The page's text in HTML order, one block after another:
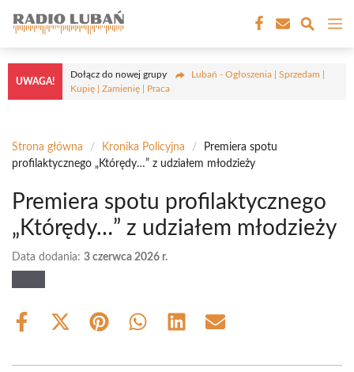
treści
UWAGA!
Dołącz do nowej grupy
Lubań - Ogłoszenia | Sprzedam |
Kupię | Zamienię | Praca
Strona główna / Kronika Policyjna /
Premiera spotu
profilaktycznego „Którędy…” z udziałem młodzieży
Premiera spotu profilaktycznego
„Którędy…” z udziałem młodzieży
Data dodania: 3 czerwca 2026 r.
Share
Share
(Twitter)
Share Share Share Share